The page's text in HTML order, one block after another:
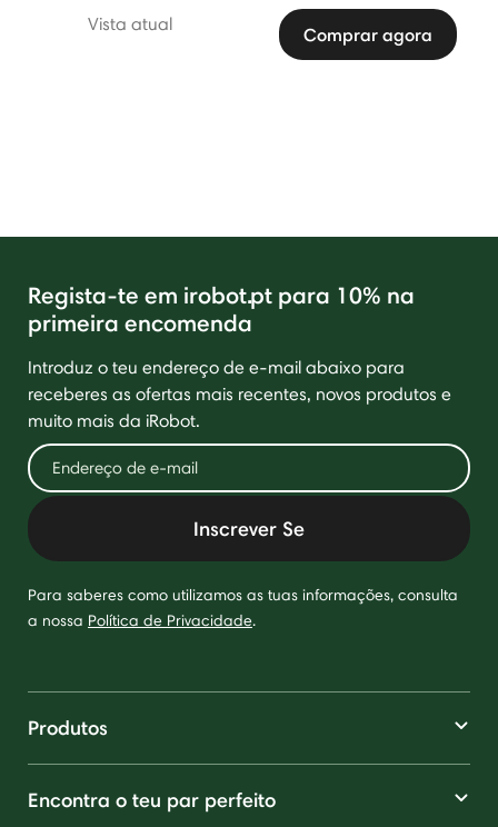
Vista atual Comprar agora
Regista-te em irobot.pt para 10% na
primeira encomenda
Introduz o teu endereço de e-mail abaixo para
receberes as ofertas mais recentes, novos produtos e
muito mais da iRobot.
Inscrever Se
Para saberes como utilizamos as tuas informações, consulta
a nossa Política de Privacidade.
Produtos
Encontra o teu par perfeito